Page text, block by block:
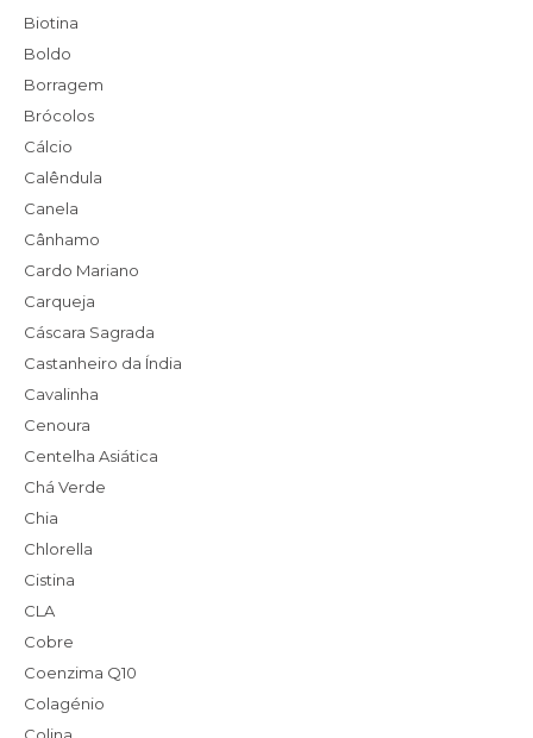
Biotina
Boldo
Borragem
Brócolos
Cálcio
Calêndula
Canela
Cânhamo
Cardo Mariano
Carqueja
Cáscara Sagrada
Castanheiro da Índia
Cavalinha
Cenoura
Centelha Asiática
Chá Verde
Chia
Chlorella
Cistina
CLA
Cobre
Coenzima Q10
Colagénio